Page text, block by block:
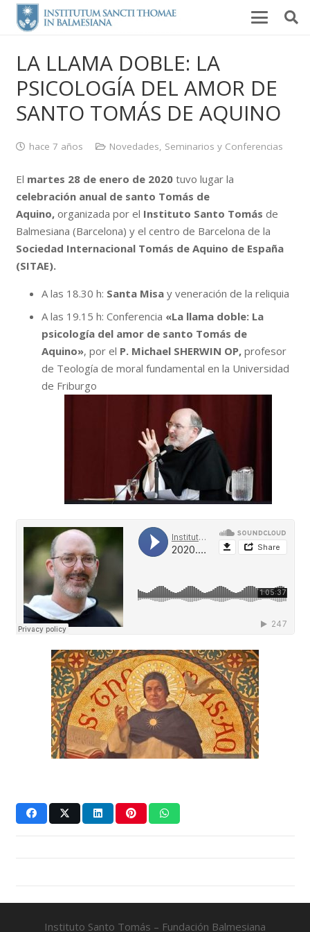
LA LLAMA DOBLE: LA
PSICOLOGÍA DEL AMOR DE
SANTO TOMÁS DE AQUINO
hace 7 años Novedades Seminarios y Conferencias
El martes 28 de enero de 2020 tuvo lugar la
celebración anual de santo Tomás de
Aquino, organizada por el Instituto Santo Tomás de
Balmesiana (Barcelona) y el centro de Barcelona de la
Sociedad Internacional Tomás de Aquino de España
(SITAE).
A las 18.30 h: Santa Misa y veneración de la reliquia
A las 19.15 h: Conferencia «La llama doble: La
psicología del amor de santo Tomás de
Aquino», por el P. Michael SHERWIN OP, profesor
de Teología de moral fundamental en la Universidad
de Friburgo
Instituto Santo Tomás – Fundación Balmesiana